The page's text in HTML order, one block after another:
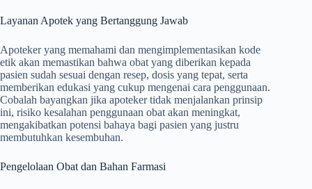
Layanan Apotek yang Bertanggung Jawab
Apoteker yang memahami dan mengimplementasikan kode
etik akan memastikan bahwa obat yang diberikan kepada
pasien sudah sesuai dengan resep, dosis yang tepat, serta
memberikan edukasi yang cukup mengenai cara penggunaan.
Cobalah bayangkan jika apoteker tidak menjalankan prinsip
ini, risiko kesalahan penggunaan obat akan meningkat,
mengakibatkan potensi bahaya bagi pasien yang justru
membutuhkan kesembuhan.
Pengelolaan Obat dan Bahan Farmasi